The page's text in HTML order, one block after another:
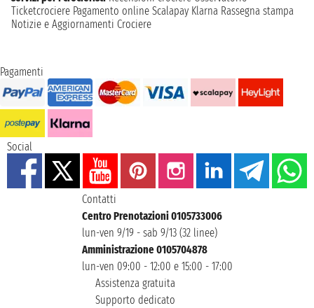
Ticketcrociere Pagamento online Scalapay Klarna Rassegna stampa
Notizie e Aggiornamenti Crociere
Pagamenti
Social
Contatti
Centro Prenotazioni 0105733006
lun-ven 9/19 - sab 9/13 (32 linee)
Amministrazione 0105704878
lun-ven 09:00 - 12:00 e 15:00 - 17:00
Assistenza gratuita
Supporto dedicato